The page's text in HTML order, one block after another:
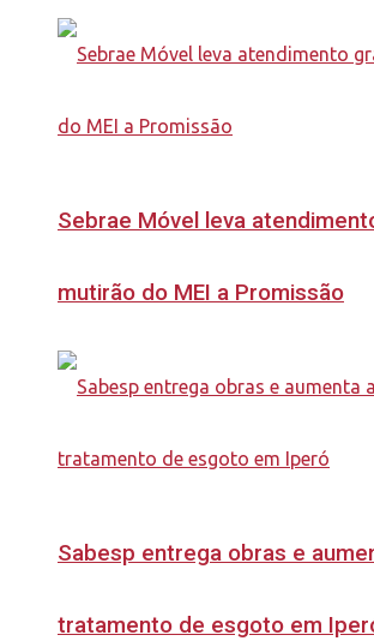
Sebrae Móvel leva
mutirão do MEI a Promissão
Sabesp entrega obras e
tratamento de esgoto em